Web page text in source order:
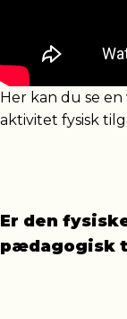
Her kan du se
aktivitet fysisk
Er den
pædagogisk